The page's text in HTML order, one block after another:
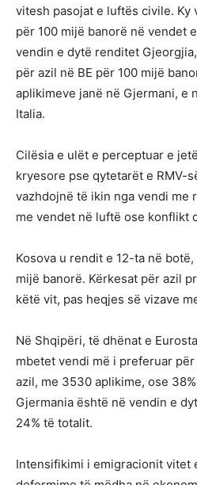
vitesh pasojat e luftës civile. Ky
për 100 mijë banorë në vendet
vendin e dytë renditet
për azil në BE për 100 mijë
aplikimeve janë në Gjermani, e
Italia.
Cilësia e ulët e perceptuar e
kryesore pse qytetarët e RMV-
vazhdojnë të ikin nga vendi me
me vendet në luftë ose konflikt
Kosova u rendit e 12-ta në
mijë banorë. Kërkesat për azil
këtë vit, pas heqjes së vizave
Në Shqipëri, të dhënat e
mbetet vendi më i preferuar
azil, me 3530 aplikime, ose
Gjermania është në vendin e
24% të totalit.
Intensifikimi i emigracionit vitet